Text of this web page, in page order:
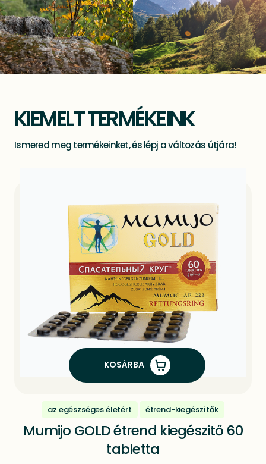
KIEMELT TERMÉKEINK
Ismered meg termékeinket, és lépj a változás útjára!
KOSÁRBA
az egészséges életért étrend-kiegészítők
Mumijo GOLD étrend kiegészitő 60
tabletta